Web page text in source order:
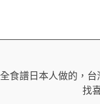
全食譜日本人做的，
找